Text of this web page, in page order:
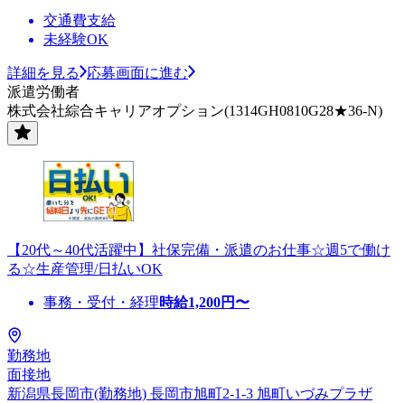
交通費支給
未経験OK
詳細を見る
応募画面に進む
派遣労働者
株式会社綜合キャリアオプション(1314GH0810G28★36-N)
【20代～40代活躍中】社保完備・派遣のお仕事☆週5で働け
る☆生産管理/日払いOK
事務・受付・経理時給1,200円〜
勤務地
面接地
新潟県長岡市(勤務地) 長岡市旭町2-1-3 旭町いづみプラザ